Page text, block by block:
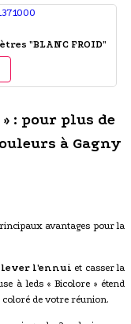
"BLANC FROID"
: pour plus de
à Gagny
avantages pour la
l'ennui et casser la
à leds « Bicolore » étend
de votre réunion.